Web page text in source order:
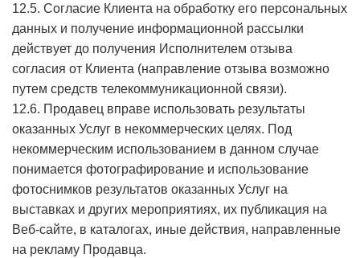
12.5. Согласие Клиента на обработку его персональных
данных и получение информационной рассылки
действует до получения Исполнителем отзыва
согласия от Клиента (направление отзыва возможно
путем средств телекоммуникационной связи).
12.6. Продавец вправе использовать результаты
оказанных Услуг в некоммерческих целях. Под
некоммерческим использованием в данном случае
понимается фотографирование и использование
фотоснимков результатов оказанных Услуг на
выставках и других мероприятиях, их публикация на
Веб-сайте, в каталогах, иные действия, направленные
на рекламу Продавца.